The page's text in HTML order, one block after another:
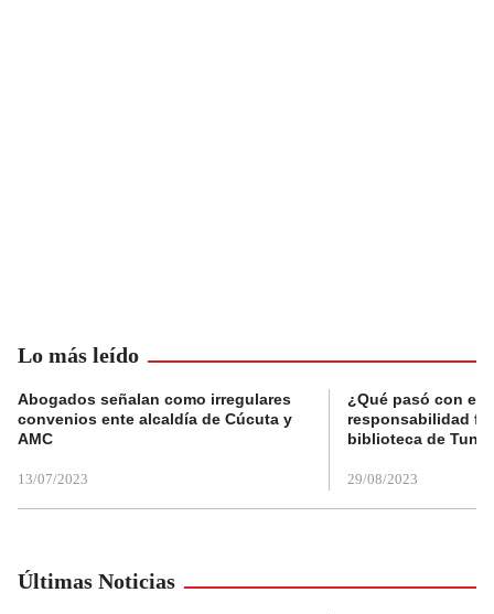
Lo más leído
Abogados señalan como irregulares
convenios ente alcaldía de Cúcuta y
AMC
13/07/2023
¿Qué pasó con el
responsabilidad
biblioteca de
29/08/2023
Últimas Noticias